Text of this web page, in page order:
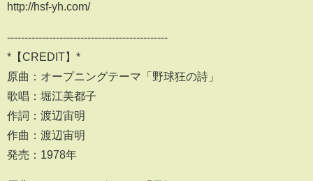
http://hsf-yh.com/
----------------------------------------------
*【CREDIT】*
原曲：オープニングテーマ「野球狂の詩」
歌唱：堀江美都子
作詞：渡辺宙明
作曲：渡辺宙明
発売：1978年